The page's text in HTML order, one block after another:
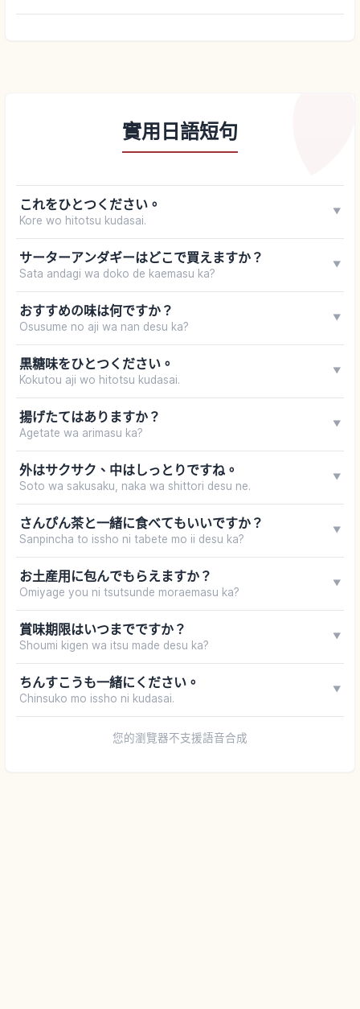
實用日語短句
これをひとつください。
Kore wo hitotsu kudasai.
▼
サーターアンダギーはどこで買えますか？
Sata andagi wa doko de kaemasu ka?
▼
おすすめの味は何ですか？
Osusume no aji wa nan desu ka?
▼
黒糖味をひとつください。
Kokutou aji wo hitotsu kudasai.
▼
揚げたてはありますか？
Agetate wa arimasu ka?
▼
外はサクサク、中はしっとりですね。
Soto wa sakusaku, naka wa shittori desu ne.
▼
さんぴん茶と一緒に食べてもいいですか？
Sanpincha to issho ni tabete mo ii desu ka?
▼
お土産用に包んでもらえますか？
Omiyage you ni tsutsunde moraemasu ka?
▼
賞味期限はいつまでですか？
Shoumi kigen wa itsu made desu ka?
▼
ちんすこうも一緒にください。
Chinsuko mo issho ni kudasai.
▼
您的瀏覽器不支援語音合成